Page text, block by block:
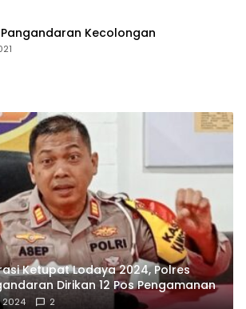
Kecolongan
Ketupat Lodaya 2024, Polres
Dirikan 12 Pos Pengamanan
2024 2